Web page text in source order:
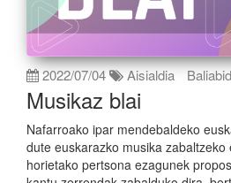
2022/07/04 Aisialdia
Musikaz blai
Nafarroako ipar mendebaldeko
dute euskarazko musika zabaltzeko
horietako pertsona ezagunek